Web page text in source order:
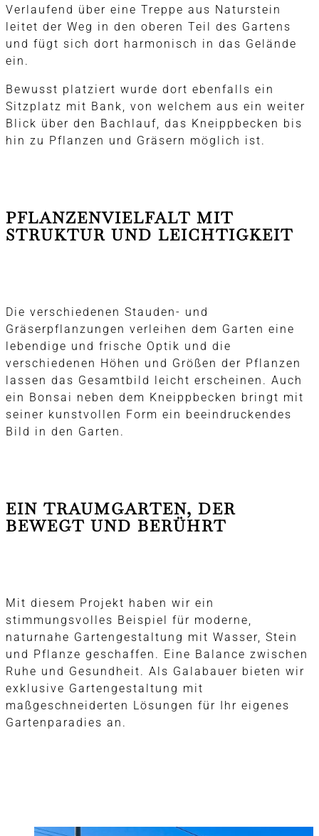
Verlaufend über eine Treppe aus Naturstein
leitet der Weg in den oberen Teil des Gartens
und fügt sich dort harmonisch in das Gelände
ein.
Bewusst platziert wurde dort ebenfalls ein
Sitzplatz mit Bank, von welchem aus ein weiter
Blick über den Bachlauf, das Kneippbecken bis
hin zu Pflanzen und Gräsern möglich ist.
PFLANZENVIELFALT MIT
STRUKTUR UND LEICHTIGKEIT
Die verschiedenen Stauden- und
Gräserpflanzungen verleihen dem Garten eine
lebendige und frische Optik und die
verschiedenen Höhen und Größen der Pflanzen
lassen das Gesamtbild leicht erscheinen. Auch
ein Bonsai neben dem Kneippbecken bringt mit
seiner kunstvollen Form ein beeindruckendes
Bild in den Garten.
EIN TRAUMGARTEN, DER
BEWEGT UND BERÜHRT
Mit diesem Projekt haben wir ein
stimmungsvolles Beispiel für moderne,
naturnahe Gartengestaltung mit Wasser, Stein
und Pflanze geschaffen. Eine Balance zwischen
Ruhe und Gesundheit. Als Galabauer bieten wir
exklusive Gartengestaltung mit
maßgeschneiderten Lösungen für Ihr eigenes
Gartenparadies an.